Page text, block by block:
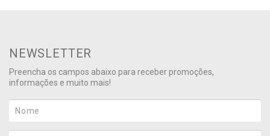
NEWSLETTER
Preencha os campos abaixo para receber promoções,
informações e muito mais!